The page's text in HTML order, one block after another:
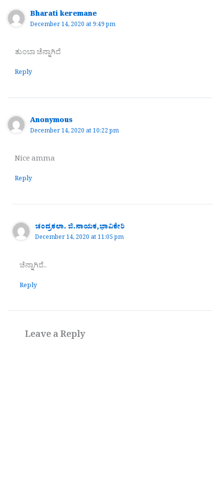
Bharati keremane
December 14, 2020 at 9:49 pm
ತುಂಬಾ ಚೆನ್ನಾಗಿದೆ
Reply
Anonymous
December 14, 2020 at 10:22 pm
Nice amma
Reply
ಚಂದ್ರಕಲಾ. ಜಿ.ನಾಯಕ,ಭಾವಿಕೇರಿ
December 14, 2020 at 11:05 pm
ಚೆನ್ನಾಗಿದೆ..
Reply
Leave a Reply